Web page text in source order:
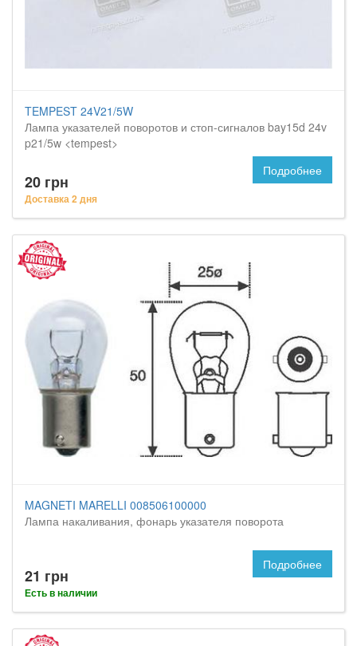
TEMPEST 24V21/5W
Лампа указателей поворотов и стоп-сигналов bay15d 24v
p21/5w <tempest>
20 грн
Доставка 2 дня
Подробнее
MAGNETI MARELLI 008506100000
Лампа накаливания, фонарь указателя поворота
21 грн
Есть в наличии
Подробнее